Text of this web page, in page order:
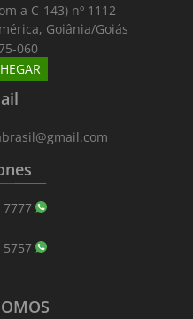
a C-143) nº 1112
Goiânia/Goiás
060
_______
_______
_______
7777
5757
_______